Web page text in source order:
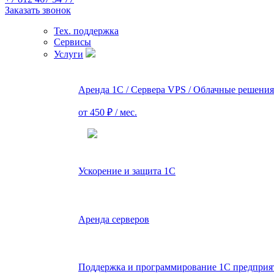
Заказать звонок
Тех. поддержка
Сервисы
Услуги
Аренда 1С / Сервера VPS / Облачные решения
от 450 ₽ / мес.
Ускорение и защита 1С
Аренда серверов
Поддержка и программирование 1С